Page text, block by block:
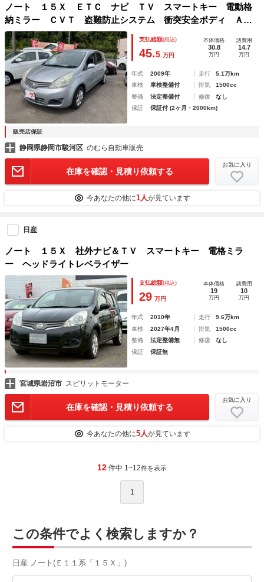
ノート １５Ｘ ＥＴＣ ナビ ＴＶ スマートキー 電動格
納ミラー ＣＶＴ 盗難防止システム 衝突安全ボディ ＡＢ
Ｓ ＣＤ ＵＳＢ エアコン パワーステアリング パワーウ
ィンドウ 運転席エアバッグ 助手席エアバッグ
支払総額(税込)
45.5 万円
本体価格
30.8
万円
諸費用
14.7
万円
年式 2009年 走行
5.1万km
車検
車検整備付 排気
1500cc
整備
法定整備付 修復
なし
保証
保証付 (2ヶ月・2000km)
販売店保証
静岡県静岡市駿河区 のむら自動車販売
在庫を確認・見積り依頼する
お気に入り
今あなたの他に1人が見ています
日産
ノート １５Ｘ 社外ナビ＆ＴＶ スマートキー 電格ミラ
ー ヘッドライトレベライザー
支払総額(税込)
29 万円
本体価格
19
万円
諸費用
10
万円
年式 2010年 走行
9.6万km
車検
2027年4月 排気
1500cc
整備
法定整備無 修復
なし
保証
保証無
宮城県岩沼市 スピリットモーター
在庫を確認・見積り依頼する
お気に入り
今あなたの他に5人が見ています
12 件中 1~12件を表示
1
この条件でよく検索しますか？
日産 ノート(Ｅ１１系「１５Ｘ」)